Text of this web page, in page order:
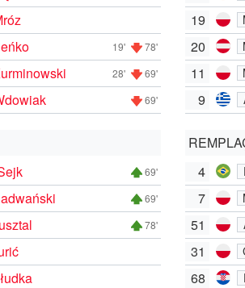
19' 78'
28' 69'
69'
69'
69'
78'
19
20
11
9
4
7
51
31
68